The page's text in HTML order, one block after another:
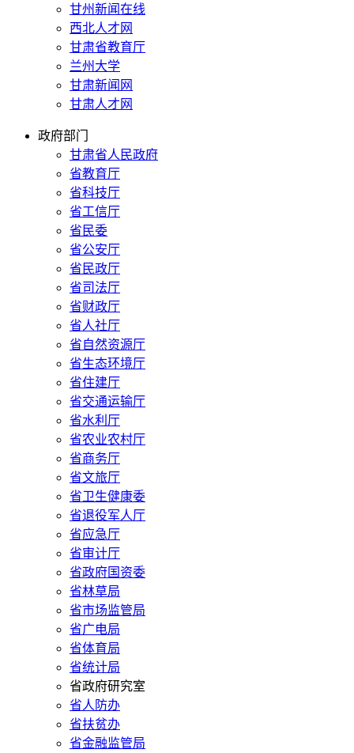
甘州新闻在线
西北人才网
甘肃省教育厅
兰州大学
甘肃新闻网
甘肃人才网
政府部门
甘肃省人民政府
省教育厅
省科技厅
省工信厅
省民委
省公安厅
省民政厅
省司法厅
省财政厅
省人社厅
省自然资源厅
省生态环境厅
省住建厅
省交通运输厅
省水利厅
省农业农村厅
省商务厅
省文旅厅
省卫生健康委
省退役军人厅
省应急厅
省审计厅
省政府国资委
省林草局
省市场监管局
省广电局
省体育局
省统计局
省政府研究室
省人防办
省扶贫办
省金融监管局